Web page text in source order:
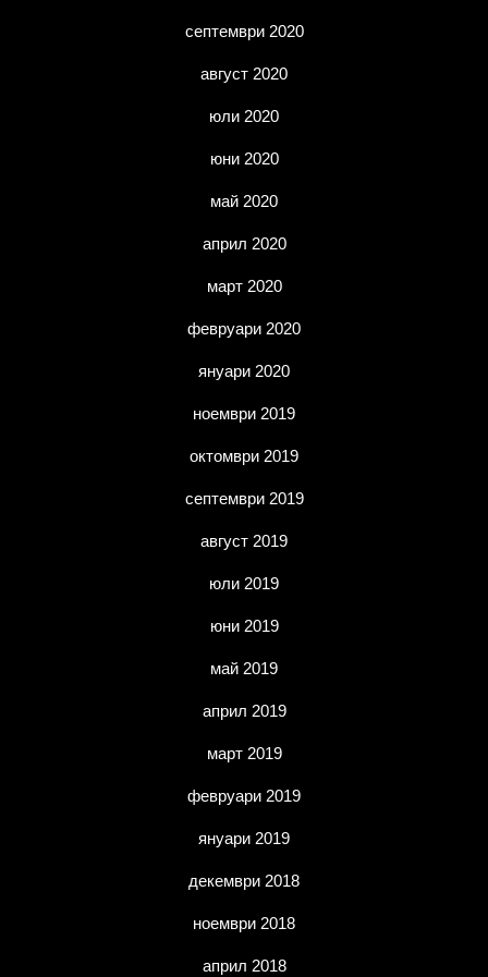
септември 2020
август 2020
юли 2020
юни 2020
май 2020
април 2020
март 2020
февруари 2020
януари 2020
ноември 2019
октомври 2019
септември 2019
август 2019
юли 2019
юни 2019
май 2019
април 2019
март 2019
февруари 2019
януари 2019
декември 2018
ноември 2018
април 2018